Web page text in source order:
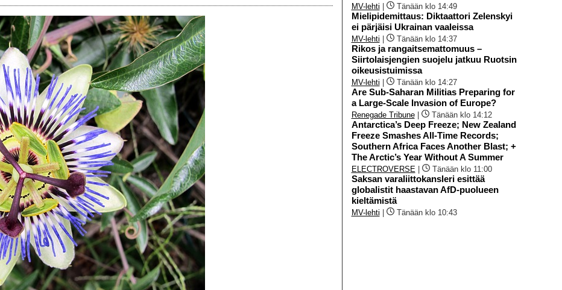
MV-lehti Tänään klo 14:49
Mielipidemittaus: Diktaattori Zelenskyi
ei pärjäisi Ukrainan vaaleissa
MV-lehti Tänään klo 14:37
Rikos ja rangaitsemattomuus –
Siirtolaisjengien suojelu jatkuu Ruotsin
oikeusistuimissa
MV-lehti Tänään klo 14:27
Are Sub-Saharan Militias Preparing for
a Large-Scale Invasion of Europe?
Renegade Tribune| Tänään klo 14:12
Antarctica’s Deep Freeze; New Zealand
Freeze Smashes All-Time Records;
Southern Africa Faces Another Blast; +
The Arctic’s Year Without A Summer
ELECTROVERSE Tänään klo 11:00
Saksan varaliittokansleri esittää
globalistit haastavan AfD-puolueen
kieltämistä
MV-lehti Tänään klo 10:43